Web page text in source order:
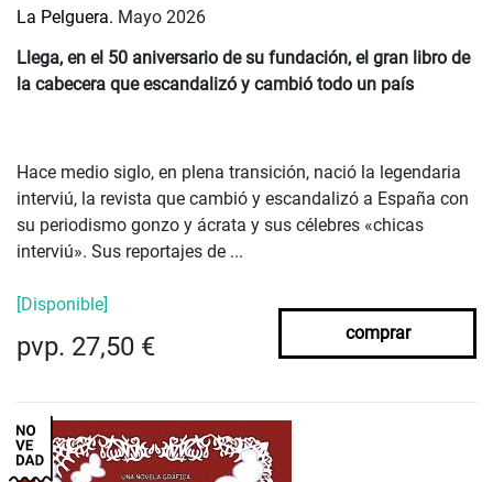
La Pelguera. Mayo 2026
Llega, en el 50 aniversario de su fundación, el gran libro de
la cabecera que escandalizó y cambió todo un país
Hace medio siglo, en plena transición, nació la legendaria
interviú, la revista que cambió y escandalizó a España con
su periodismo gonzo y ácrata y sus célebres «chicas
interviú». Sus reportajes de ...
[Disponible]
pvp. 27,50 € comprar